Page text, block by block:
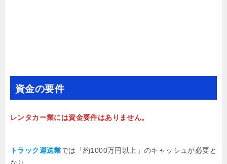
資金の要件
レンタカー業には資金要件はありません。
トラック運送業では「約1000万円以上」のキャッシュが必要と